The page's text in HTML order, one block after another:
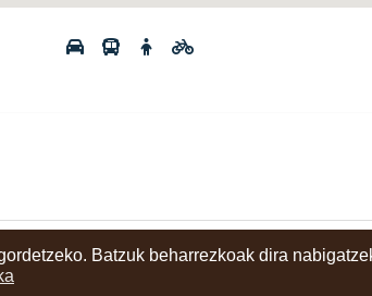
Batzuk beharrezkoak dira